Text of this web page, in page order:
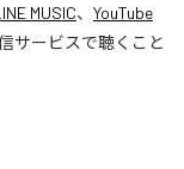
MUSIC、 YouTube
サービスで聴くこと